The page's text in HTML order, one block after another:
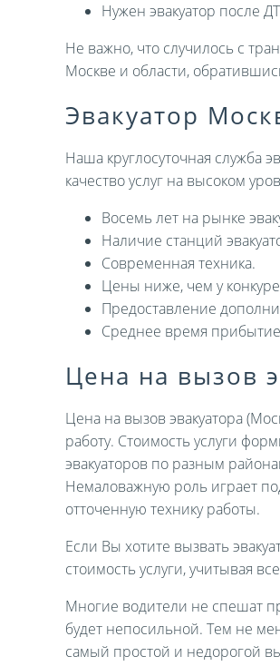
Нужен эвакуатор после
Не важно, что случилось с
Москве и области,
Эвакуатор
Наша круглосуточная служба
качество услуг на высоком
Восемь лет на рынке
Наличие станций
Современная техника.
Цены ниже, чем у
Предоставление
Среднее время
Цена на вызов
Цена на вызов эвакуатора
работу. Стоимость услуги
эвакуаторов по разным
Немаловажную роль играет
отточенную технику работы.
Если Вы хотите вызвать
стоимость услуги, учитывая
Многие водители не спешат
будет непосильной. Тем не
самый простой и недорогой